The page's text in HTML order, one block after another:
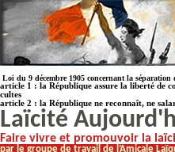
Loi du 9 décembre 1905 concernant la séparation
article 1 : la République assure la liberté de
cultes
article 2 : la République ne reconnaît, ne
Laïcité
Faire vivre et promouvoir la
par le groupe de travail de l’Amicale